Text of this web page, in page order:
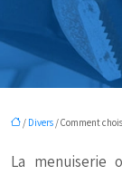
/ Divers / Comment
La menuiserie